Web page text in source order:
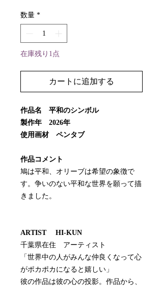
数量 *
在庫残り1点
カートに追加する
作品名 平和のシンボル
製作年 2026年
使用画材 ペンタブ
作品コメント
鳩は平和、オリーブは希望の象徴で
す。争いのない平和な世界を願って描
きました。
ARTIST HI-KUN
千葉県在住 アーティスト
「世界中の人がみんな仲良くなって心
がポカポカになると嬉しい」
彼の作品は彼の心の投影。作品から、